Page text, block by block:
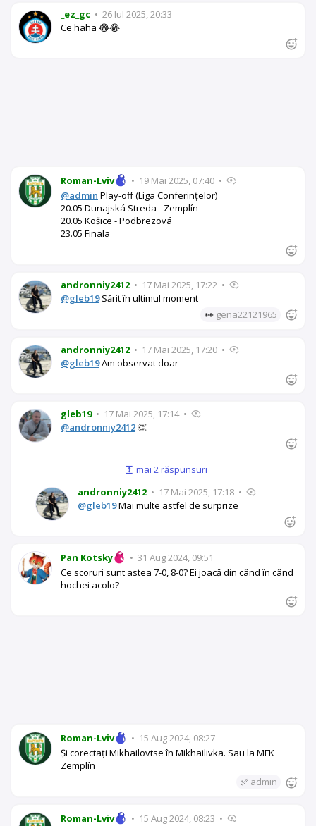
_ez_gc • 26 Iul 2025, 20:33
Ce haha 😂😂
Roman-Lviv • 19 Mai 2025, 07:40 •
@admin Play-off (Liga Conferințelor)
20.05 Dunajská Streda - Zemplín
20.05 Košice - Podbrezová
23.05 Finala
andronniy2412 • 17 Mai 2025, 17:22 •
@gleb19Sărit în ultimul moment
👀 gena22121965
andronniy2412 • 17 Mai 2025, 17:20 •
@gleb19Am observat doar
gleb19 • 17 Mai 2025, 17:14 •
@andronniy2412 👏
mai 2 răspunsuri
andronniy2412 • 17 Mai 2025, 17:18 •
@gleb19Mai multe astfel de surprize
Pan Kotsky • 31 Aug 2024, 09:51
Ce scoruri sunt astea 7-0, 8-0? Ei joacă din când în când
hochei acolo?
Roman-Lviv • 15 Aug 2024, 08:27
Și corectați Mikhailovtse în Mikhailivka. Sau la MFK
Zemplín
✅ admin
Roman-Lviv • 15 Aug 2024, 08:23 •